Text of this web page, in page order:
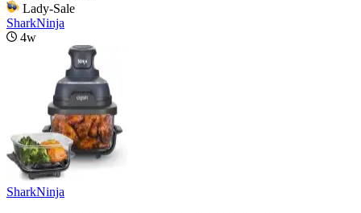
Lady-Sale
SharkNinja
4w
SharkNinja